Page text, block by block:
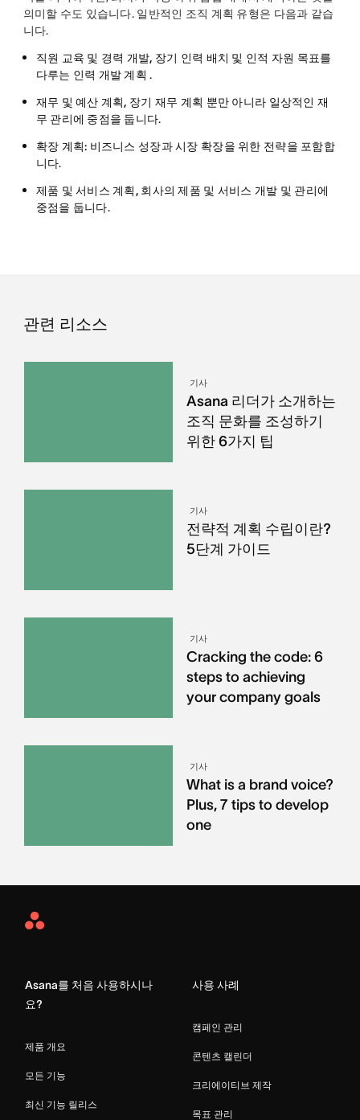
의미할 수도 있습니다. 일반적인 조직 계획 유형은 다음과 같습
니다.
직원 교육 및 경력 개발, 장기 인력 배치 및 인적 자원 목표를
다루는 인력 개발 계획.
재무 및 예산 계획, 장기 재무 계획 뿐만 아니라 일상적인 재
무 관리에 중점을 둡니다.
확장 계획: 비즈니스 성장과 시장 확장을 위한 전략을 포함합
니다.
제품 및 서비스 계획, 회사의 제품 및 서비스 개발 및 관리에
중점을 둡니다.
관련 리소스
기사
Asana 리더가 소개하는
조직 문화를 조성하기
위한 6가지 팁
기사
전략적 계획 수립이란?
5단계 가이드
기사
Cracking the code: 6
steps to achieving
your company goals
기사
What is a brand voice?
Plus, 7 tips to develop
one
Asana
Asana를 처음 사용하시나
요?
제품 개요
모든 기능
최신 기능 릴리스
사용 사례
캠페인 관리
콘텐츠 캘린더
크리에이티브 제작
목표 관리